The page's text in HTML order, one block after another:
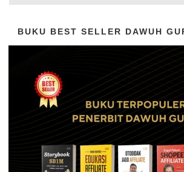
BUKU BEST SELLER DAWUH